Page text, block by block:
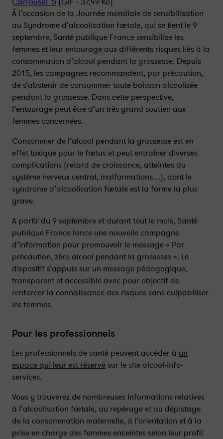
r
n
é
e
o
n
d
i
a
l
d
e
s
e
n
s
b
i
l
i
s
a
t
i
o
a
S
y
n
r
o
m
e
r
n
é
e
o
n
d
i
a
l
d
e
s
e
n
b
i
l
i
s
t
i
o
a
S
y
r
o
m
e
À l’occasion de la Journée mondiale de sensibilisation
au Syndrome d’alcoolisation fœtale, qui se tient le 9
septembre, Santé publique France sensibilise les
femmes et leur entourage aux différents risques liés à la
consommation d’alcool pendant la grossesse. Depuis
2015, les campagnes recommandent, par précaution,
de s’abstenir de consommer toute boisson alcoolisée
pendant la grossesse. Dans cette perspective,
l’entourage peut être d’un très grand soutien aux
femmes concernées.
Consommer de l’alcool pendant la grossesse est en
effet toxique pour le fœtus et peut entraîner diverses
complications (retard de croissance, atteintes du
système nerveux central, malformations…), dont le
syndrome d’alcoolisation fœtale est la forme la plus
grave.
A partir du 9 septembre et durant tout le mois, Santé
publique France lance une nouvelle campagne
d’information pour promouvoir le message « Par
précaution, zéro alcool pendant la grossesse ». Le
dispositif s’appuie sur un message pédagogique,
transparent et accessible avec pour objectif de
renforcer la connaissance des risques sans culpabiliser
les femmes.
Pour les professionnels
Les professionnels de santé peuvent accéder à un
espace qui leur est réservé sur le site alcool-info-
services.
Vous y trouverez de nombreuses informations relatives
à l’alcoolisation fœtale, au repérage et au dépistage
de la consommation maternelle, à l’orientation et à la
prise en charge des femmes enceintes selon leur profil